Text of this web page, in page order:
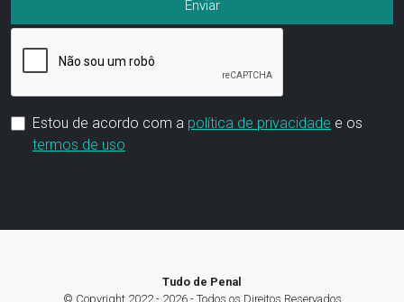
Estou de acordo com a política de privacidade e os
termos de uso
Tudo de Penal
© Copyright 2022 - 2026 - Todos os Direitos Reservados